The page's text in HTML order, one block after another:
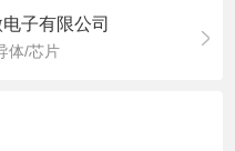
、技术水平等因素上浮（不
子有限公司
体/芯片